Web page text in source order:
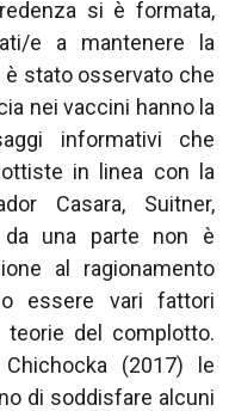
si è formata,
e a mantenere la
è stato osservato che
nei vaccini hanno la
informativi che
in linea con la
Casara, Suitner,
da una parte non è
al ragionamento
essere vari fattori
teorie del complotto.
(2017) le
di soddisfare alcuni